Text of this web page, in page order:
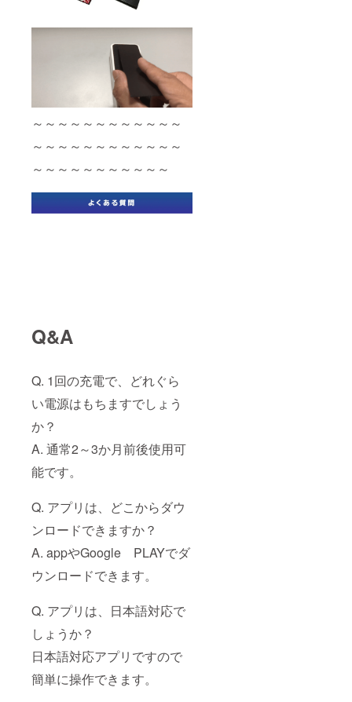
～～～～～～～～～～～～
～～～～～～～～～～～～
～～～～～～～～～～～
Q&A
Q. 1回の充電で、どれぐら
い電源はもちますでしょう
か？
A. 通常2～3か月前後使用可
能です。
Q. アプリは、どこからダウ
ンロードできますか？
A. appやGoogle PLAYでダ
ウンロードできます。
Q. アプリは、日本語対応で
しょうか？
日本語対応アプリですので
簡単に操作できます。